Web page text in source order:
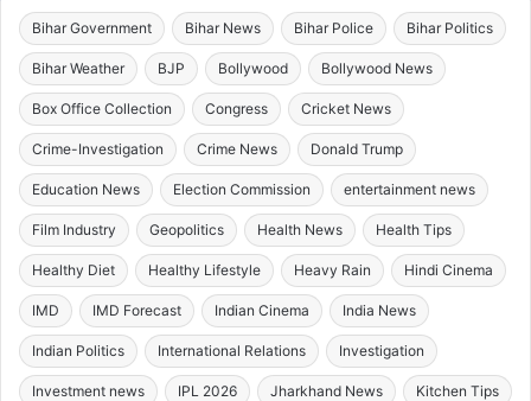
Bihar Government Bihar News Bihar Police Bihar Politics
Bihar Weather BJP Bollywood Bollywood News
Box Office Collection Congress Cricket News
Crime-Investigation Crime News Donald Trump
Education News Election Commission entertainment news
Film Industry Geopolitics Health News Health Tips
Healthy Diet Healthy Lifestyle Heavy Rain Hindi Cinema
IMD IMD Forecast Indian Cinema India News
Indian Politics International Relations Investigation
Investment news IPL 2026 Jharkhand News Kitchen Tips